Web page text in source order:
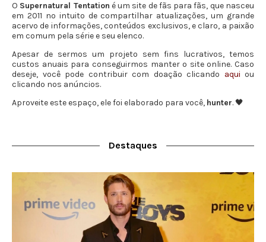
O Supernatural Tentation é um site de fãs para fãs, que nasceu
em 2011 no intuito de compartilhar atualizações, um grande
acervo de informações, conteúdos exclusivos, e claro, a paixão
em comum pela série e seu elenco.
Apesar de sermos um projeto sem fins lucrativos, temos
custos anuais para conseguirmos manter o site online. Caso
deseje, você pode contribuir com doação clicando aqui ou
clicando nos anúncios.
Aproveite este espaço, ele foi elaborado para você, hunter. 🖤
Destaques